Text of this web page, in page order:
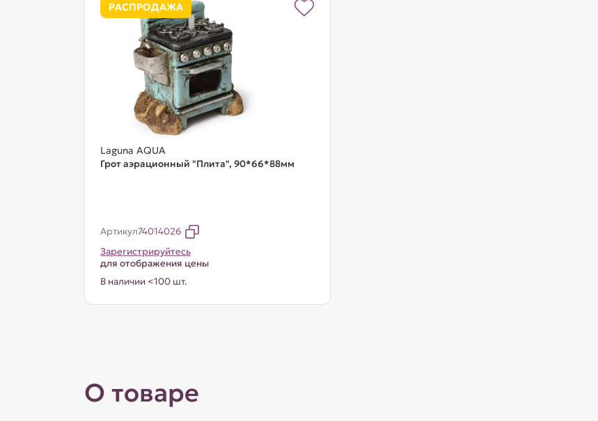
РАСПРОДАЖА
Laguna AQUA
Грот аэрационный "Плита", 90*66*88мм
Артикул74014026
Зарегистрируйтесь
для отображения цены
В наличии <100 шт.
О товаре